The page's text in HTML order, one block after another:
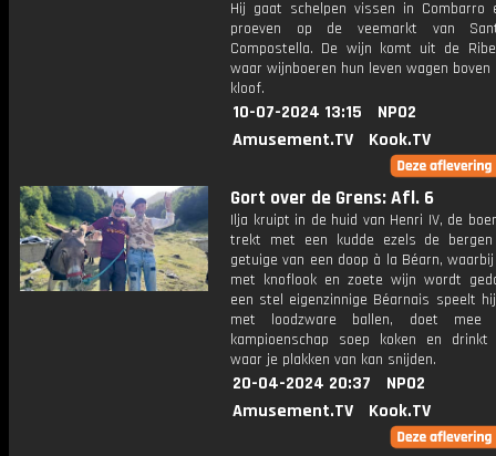
Hij gaat schelpen vissen in Combarro
proeven op de veemarkt van
Compostella. De wijn komt uit de
waar wijnboeren hun leven wagen boven
kloof.
10-07-2024 13:15
NPO2
Amusement.TV
Kook.TV
Gort over de Grens: Afl. 6
Ilja kruipt in de huid van Henri IV, de
trekt met een kudde ezels de
getuige van een doop à la Béarn,
met knoflook en zoete wijn wordt
een stel eigenzinnige Béarnais speelt
met loodzware ballen, doet mee
kampioenschap soep koken en
waar je plakken van kan snijden.
20-04-2024 20:37
NPO2
Amusement.TV
Kook.TV